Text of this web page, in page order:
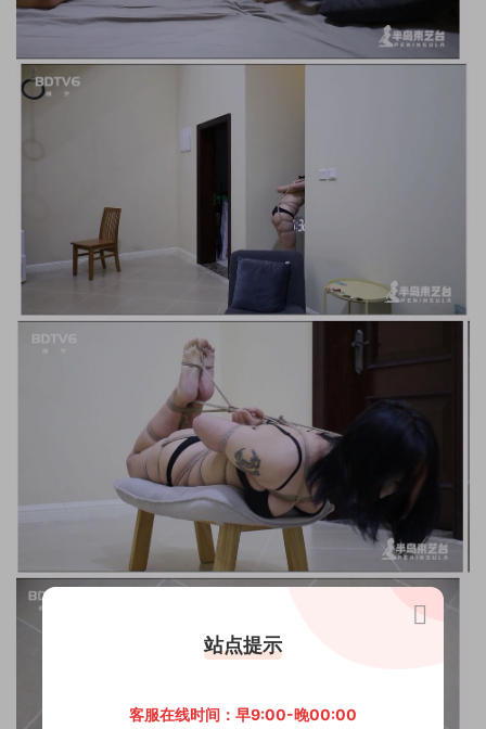
站点提示
客服在线时间：早9:00-晚00:00